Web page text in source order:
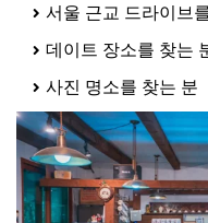
서울 근교 드라이브
데이트 장소를 찾는
사진 명소를 찾는 분